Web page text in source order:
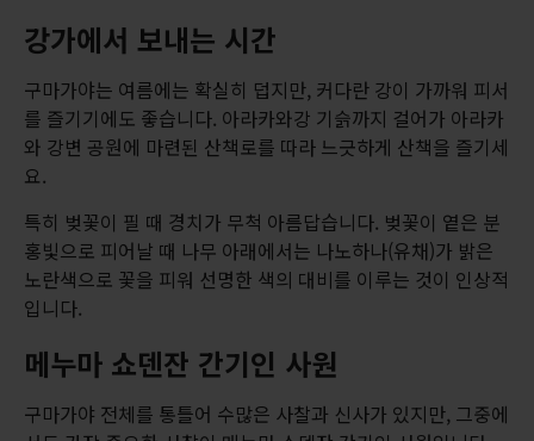
강가에서 보내는 시간
구마가야는 여름에는 확실히 덥지만, 커다란 강이 가까워 피서
를 즐기기에도 좋습니다. 아라카와강 기슭까지 걸어가 아라카
와 강변 공원에 마련된 산책로를 따라 느긋하게 산책을 즐기세
요.
특히 벚꽃이 필 때 경치가 무척 아름답습니다. 벚꽃이 옅은 분
홍빛으로 피어날 때 나무 아래에서는 나노하나(유채)가 밝은
노란색으로 꽃을 피워 선명한 색의 대비를 이루는 것이 인상적
입니다.
메누마 쇼덴잔 간기인 사원
구마가야 전체를 통틀어 수많은 사찰과 신사가 있지만, 그중에